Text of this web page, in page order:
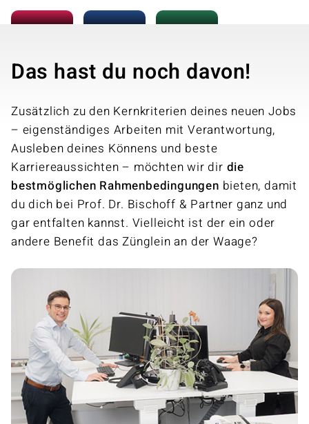
Das hast du noch davon!
Zusätzlich zu den Kernkriterien deines neuen Jobs
– eigenständiges Arbeiten mit Verantwortung,
Ausleben deines Könnens und beste
Karriereaussichten – möchten wir dir die
bestmöglichen Rahmenbedingungen bieten, damit
du dich bei Prof. Dr. Bischoff & Partner ganz und
gar entfalten kannst. Vielleicht ist der ein oder
andere Benefit das Zünglein an der Waage?